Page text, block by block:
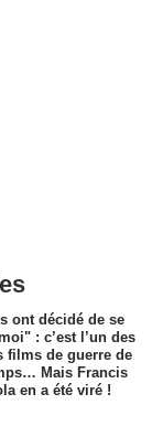
ont décidé de se
: c’est l’un des
films de guerre de
Mais Francis
en a été viré !